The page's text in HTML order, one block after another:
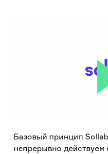
Базовый принцип
непрерывно действуем